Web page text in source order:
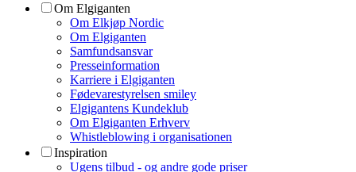
Om Elgiganten
Om Elkjøp Nordic
Om Elgiganten
Samfundsansvar
Presseinformation
Karriere i Elgiganten
Fødevarestyrelsen smiley
Elgigantens Kundeklub
Om Elgiganten Erhverv
Whistleblowing i organisationen
Inspiration
Ugens tilbud - og andre gode priser